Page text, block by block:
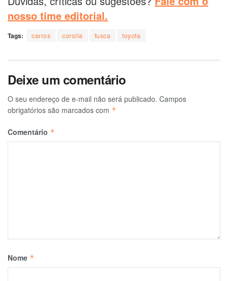
nosso time editorial.
Tags: carros corolla fusca toyota
Deixe um comentário
O seu endereço de e-mail não será publicado. Campos
obrigatórios são marcados com *
Comentário *
Nome *